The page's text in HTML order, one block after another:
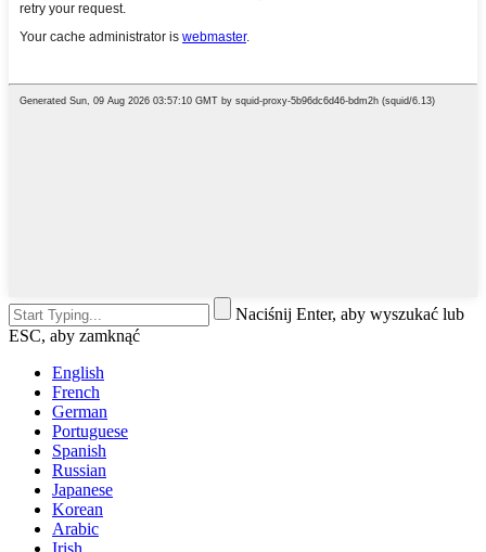
Naciśnij Enter, aby wyszukać lub
ESC, aby zamknąć
English
French
German
Portuguese
Spanish
Russian
Japanese
Korean
Arabic